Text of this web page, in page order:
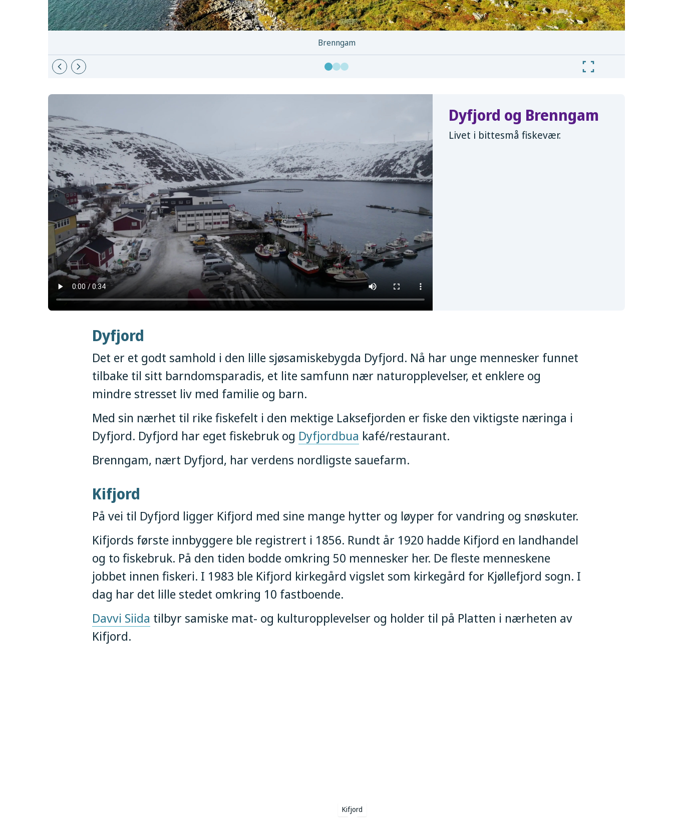
Brenngam
Dyfjord og Brenngam
Livet i bittesmå fiskevær.
Dyfjord
Det er et godt samhold i den lille sjøsamiskebygda Dyfjord. Nå har unge mennesker funnet
tilbake til sitt barndomsparadis, et lite samfunn nær naturopplevelser, et enklere og
mindre stresset liv med familie og barn.
Med sin nærhet til rike fiskefelt i den mektige Laksefjorden er fiske den viktigste næringa i
Dyfjord. Dyfjord har eget fiskebruk og Dyfjordbua kafé/restaurant.
Brenngam, nært Dyfjord, har verdens nordligste sauefarm.
Kifjord
På vei til Dyfjord ligger Kifjord med sine mange hytter og løyper for vandring og snøskuter.
Kifjords første innbyggere ble registrert i 1856. Rundt år 1920 hadde Kifjord en landhandel
og to fiskebruk. På den tiden bodde omkring 50 mennesker her. De fleste menneskene
jobbet innen fiskeri. I 1983 ble Kifjord kirkegård vigslet som kirkegård for Kjøllefjord sogn. I
dag har det lille stedet omkring 10 fastboende.
Davvi Siida tilbyr samiske mat- og kulturopplevelser og holder til på Platten i nærheten av
Kifjord.
Kifjord